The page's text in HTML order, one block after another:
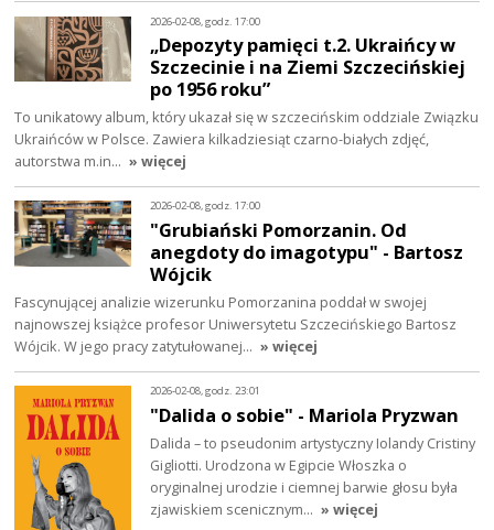
2026-02-08, godz. 17:00
„Depozyty pamięci t.2. Ukraińcy w
Szczecinie i na Ziemi Szczecińskiej
po 1956 roku”
To unikatowy album, który ukazał się w szczecińskim oddziale Związku
Ukraińców w Polsce. Zawiera kilkadziesiąt czarno-białych zdjęć,
autorstwa m.in… » więcej
2026-02-08, godz. 17:00
"Grubiański Pomorzanin. Od
anegdoty do imagotypu" - Bartosz
Wójcik
Fascynującej analizie wizerunku Pomorzanina poddał w swojej
najnowszej książce profesor Uniwersytetu Szczecińskiego Bartosz
Wójcik. W jego pracy zatytułowanej… » więcej
2026-02-08, godz. 23:01
"Dalida o sobie" - Mariola Pryzwan
Dalida – to pseudonim artystyczny Iolandy Cristiny
Gigliotti. Urodzona w Egipcie Włoszka o
oryginalnej urodzie i ciemnej barwie głosu była
zjawiskiem scenicznym… » więcej